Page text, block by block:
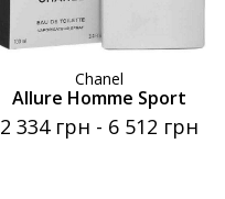
Chanel
Allure Homme Sport
2 334 грн - 6 512 грн